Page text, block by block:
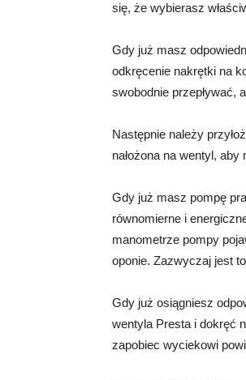
się, że wybierasz
Gdy już masz
odkręcenie nakrętki na
swobodnie przepływać,
Następnie należy
nałożona na wentyl,
Gdy już masz pompę
równomierne i
manometrze pompy
oponie. Zazwyczaj jest
Gdy już osiągniesz
wentyla Presta i dokręć
zapobiec wyciekowi